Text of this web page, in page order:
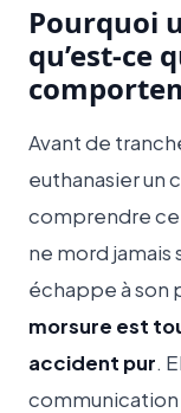
Pourquoi
qu’est-ce
Avant de
euthanasier un
comprendre ce
ne mord jamais
échappe à son
morsure est
accident pur.
communication